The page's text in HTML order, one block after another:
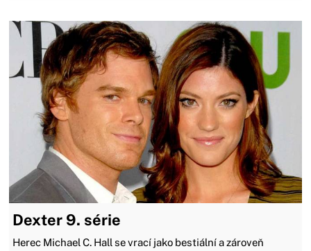
Dexter 9. série
Herec Michael C. Hall se vrací jako bestiální a zároveň